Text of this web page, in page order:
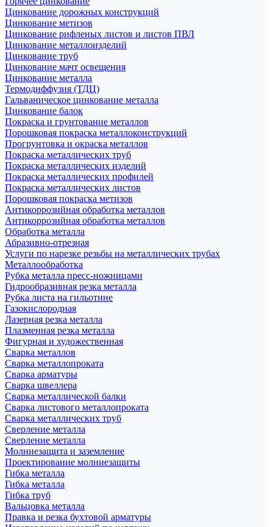
Цинкование дорожных конструкций
Цинкование метизов
Цинкование рифленых листов и листов ПВЛ
Цинкование металлоизделий
Цинкование труб
Цинкование мачт освещения
Цинкование металла
Термодиффузия (ТДЦ)
Гальваническое цинкование металла
Цинкование балок
Покраска и грунтование металлов
Порошковая покраска металлоконструкций
Прогрунтовка и окраска металлов
Покраска металлических труб
Покраска металлических изделий
Покраска металлических профилей
Покраска металлических листов
Порошковая покраска метизов
Антикоррозийная обработка металлов
Антикоррозийная обработка металлов
Обработка металла
Абразивно-отрезная
Услуги по нарезке резьбы на металлических трубах
Металлообработка
Рубка металла пресс-ножницами
Гидрообразивная резка металла
Рубка листа на гильотине
Газокислородная
Лазерная резка металла
Плазменная резка металла
Фигурная и художественная
Сварка металлов
Сварка металлопроката
Сварка арматуры
Сварка швеллера
Сварка металлической балки
Сварка листового металлопроката
Сварка металлических труб
Сверление металла
Сверление металла
Молниезащита и заземление
Проектирование молниезащиты
Гибка металла
Гибка металла
Гибка труб
Вальцовка металла
Правка и резка бухтовой арматуры